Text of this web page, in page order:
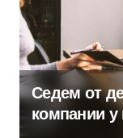
Седем от
компании у